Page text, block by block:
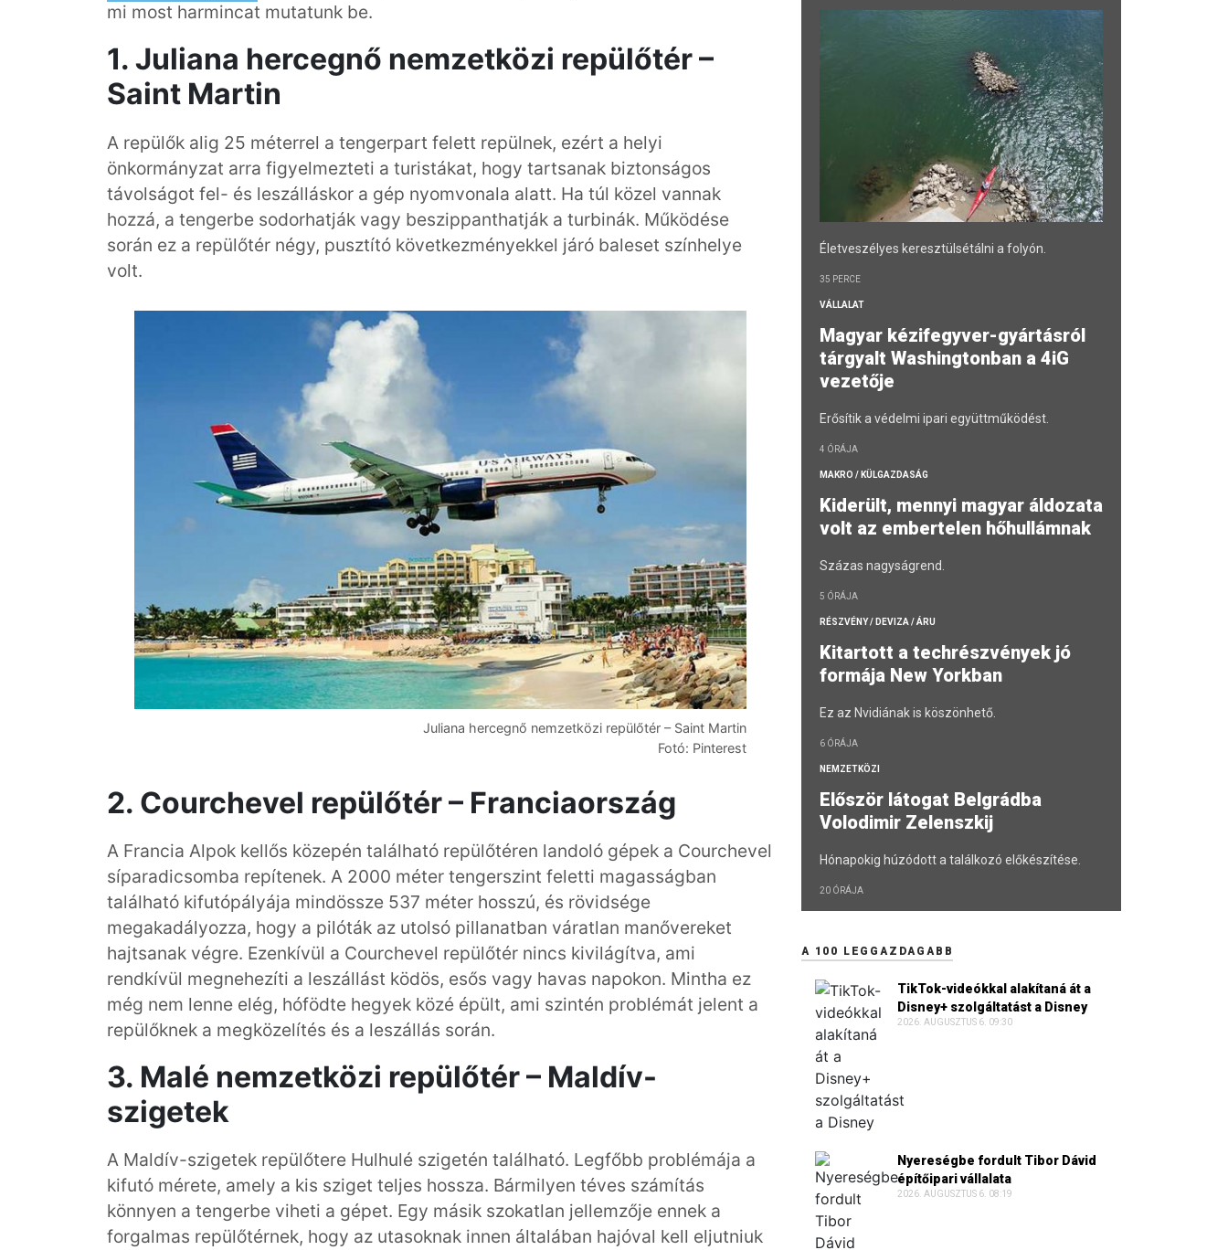
mi most harmincat mutatunk be.
1. Juliana hercegnő nemzetközi repülőtér –
Saint Martin
A repülők alig 25 méterrel a tengerpart felett repülnek, ezért a helyi
önkormányzat arra figyelmezteti a turistákat, hogy tartsanak biztonságos
távolságot fel- és leszálláskor a gép nyomvonala alatt. Ha túl közel vannak
hozzá, a tengerbe sodorhatják vagy beszippanthatják a turbinák. Működése
során ez a repülőtér négy, pusztító következményekkel járó baleset színhelye
volt.
Juliana hercegnő nemzetközi repülőtér – Saint Martin
Fotó: Pinterest
2. Courchevel repülőtér – Franciaország
A Francia Alpok kellős közepén található repülőtéren landoló gépek a Courchevel
síparadicsomba repítenek. A 2000 méter tengerszint feletti magasságban
található kifutópályája mindössze 537 méter hosszú, és rövidsége
megakadályozza, hogy a pilóták az utolsó pillanatban váratlan manővereket
hajtsanak végre. Ezenkívül a Courchevel repülőtér nincs kivilágítva, ami
rendkívül megnehezíti a leszállást ködös, esős vagy havas napokon. Mintha ez
még nem lenne elég, hófödte hegyek közé épült, ami szintén problémát jelent a
repülőknek a megközelítés és a leszállás során.
3. Malé nemzetközi repülőtér – Maldív-
szigetek
A Maldív-szigetek repülőtere Hulhulé szigetén található. Legfőbb problémája a
kifutó mérete, amely a kis sziget teljes hossza. Bármilyen téves számítás
könnyen a tengerbe viheti a gépet. Egy másik szokatlan jellemzője ennek a
forgalmas repülőtérnek, hogy az utasoknak innen általában hajóval kell eljutniuk
Életveszélyes keresztülsétálni a folyón.
35 PERCE
VÁLLALAT
Magyar kézifegyver-gyártásról
tárgyalt Washingtonban a 4iG
vezetője
Erősítik a védelmi ipari együttműködést.
4 ÓRÁJA
MAKRO / KÜLGAZDASÁG
Kiderült, mennyi magyar áldozata
volt az embertelen hőhullámnak
Százas nagyságrend.
5 ÓRÁJA
RÉSZVÉNY / DEVIZA / ÁRU
Kitartott a techrészvények jó
formája New Yorkban
Ez az Nvidiának is köszönhető.
6 ÓRÁJA
NEMZETKÖZI
Először látogat Belgrádba
Volodimir Zelenszkij
Hónapokig húzódott a találkozó előkészítése.
20 ÓRÁJA
A 100 LEGGAZDAGABB
TikTok-videókkal alakítaná át a
Disney+ szolgáltatást a Disney
2026. AUGUSZTUS 6. 09:30
Nyereségbe fordult Tibor Dávid
építőipari vállalata
2026. AUGUSZTUS 6. 08:19